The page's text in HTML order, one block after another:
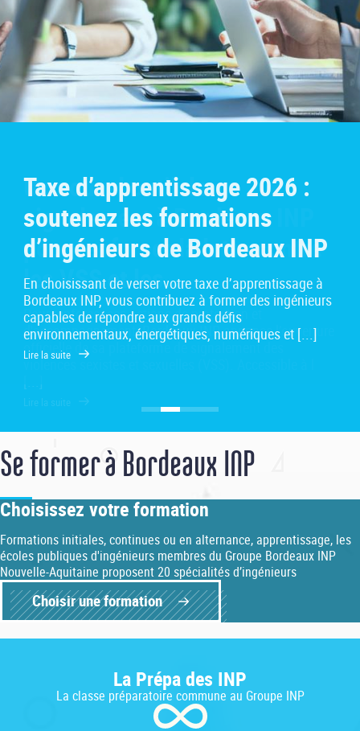
Taxe d’apprentissage 2026 :
soutenez les formations
d’ingénieurs de Bordeaux INP
En choisissant de verser votre taxe d’apprentissage à
Bordeaux INP, vous contribuez à former des ingénieurs
capables de répondre aux grands défis
environnementaux, énergétiques, numériques et [...]
Lire la suite
Se former à Bordeaux INP
Choisissez votre formation
Formations initiales, continues ou en alternance, apprentissage, les
écoles publiques d'ingénieurs membres du Groupe Bordeaux INP
Nouvelle-Aquitaine proposent 20 spécialités d’ingénieurs
Choisir une formation
La Prépa des INP
La classe préparatoire commune au Groupe INP